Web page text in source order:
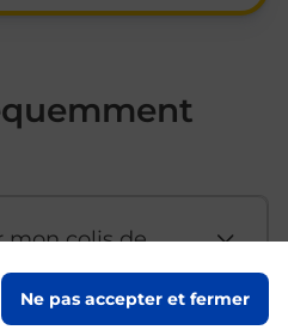
Ne pas accepter et fermer
mon colis de